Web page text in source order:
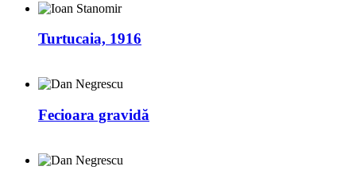
Turtucaia, 1916
Fecioara gravidă